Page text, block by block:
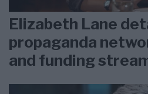
Elizabeth Lane
propaganda
and funding